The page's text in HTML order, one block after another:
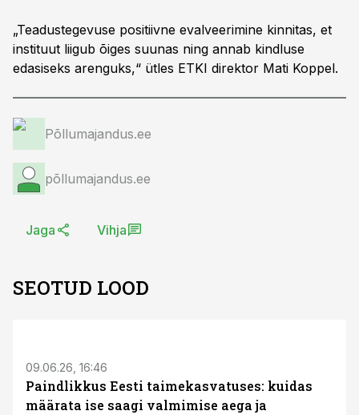
„Teadustegevuse positiivne evalveerimine kinnitas, et
instituut liigub õiges suunas ning annab kindluse
edasiseks arenguks,“ ütles ETKI direktor Mati Koppel.
Põllumajandus.ee
põllumajandus.ee
Jaga Vihja
SEOTUD LOOD
09.06.26, 16:46
Paindlikkus Eesti taimekasvatuses: kuidas
määrata ise saagi valmimise aega ja